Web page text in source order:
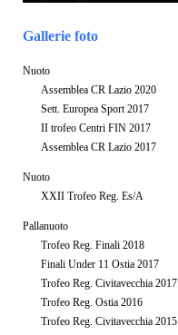
Gallerie foto
Nuoto
Assemblea CR Lazio 2020
Sett. Europea Sport 2017
II trofeo Centri FIN 2017
Assemblea CR Lazio 2017
Nuoto
XXII Trofeo Reg. Es/A
Pallanuoto
Trofeo Reg. Finali 2018
Finali Under 11 Ostia 2017
Trofeo Reg. Civitavecchia 2017
Trofeo Reg. Ostia 2016
Trofeo Reg. Civitavecchia 2015